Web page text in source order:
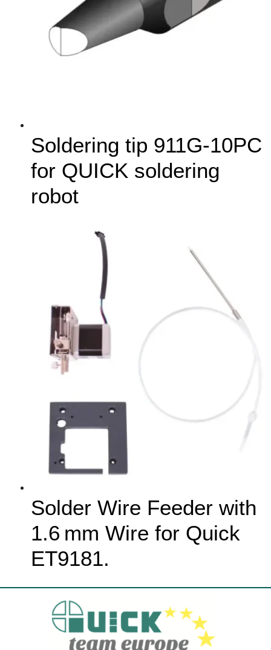
Soldering tip 911G-10PC
for QUICK soldering
robot
Solder Wire Feeder with
1.6 mm Wire for Quick
ET9181.